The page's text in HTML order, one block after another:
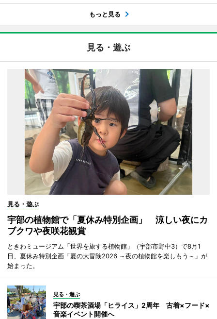
もっと見る
見る・遊ぶ
見る・遊ぶ
宇部の植物館で「夏休み特別企画」 涼しい夜にカ
ブクワや夜咲花観賞
ときわミュージアム「世界を旅する植物館」（宇部市野中3）で8月1
日、夏休み特別企画「夏の大冒険2026 ～夜の植物館を楽しもう～」が
始まった。
見る・遊ぶ
宇部の喫茶酒場「ヒライス」2周年 古着×フード×
音楽イベント開催へ